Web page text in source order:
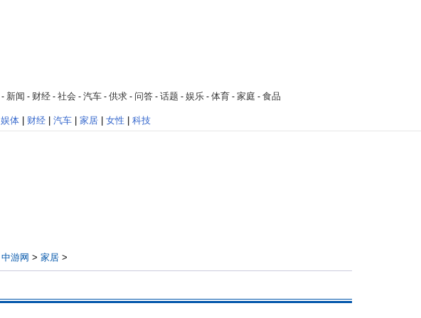
- 新闻 - 财经 - 社会 - 汽车 - 供求 - 问答 - 话题 - 娱乐 - 体育 - 家庭 - 食品
娱体 财经 汽车 家居 女性 科技
中游网 > 家居 >